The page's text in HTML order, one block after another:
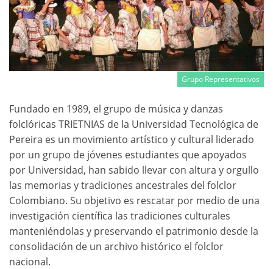
Grupo Representativos
Fundado en 1989, el grupo de música y danzas
folclóricas TRIETNIAS de la Universidad Tecnológica de
Pereira es un movimiento artístico y cultural liderado
por un grupo de jóvenes estudiantes que apoyados
por Universidad, han sabido llevar con altura y orgullo
las memorias y tradiciones ancestrales del folclor
Colombiano. Su objetivo es rescatar por medio de una
investigación científica las tradiciones culturales
manteniéndolas y preservando el patrimonio desde la
consolidación de un archivo histórico el folclor
nacional.